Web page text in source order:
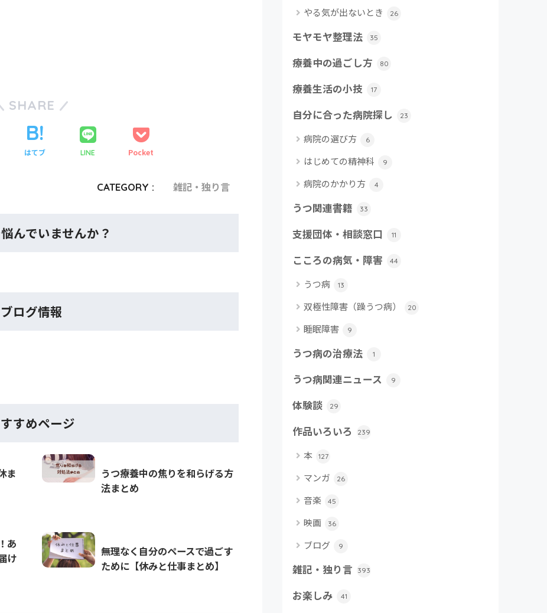
SHARE
はてブ LINE Pocket
CATEGORY : 雑記・独り言
んでいませんか？
ブログ情報
すめページ
ま
うつ療養中の焦りを和らげる方
法まとめ
あ
け
無理なく自分のペースで過ごす
ために【休みと仕事まとめ】
やる気が出ないとき 26
モヤモヤ整理法 35
療養中の過ごし方 80
療養生活の小技 17
自分に合った病院探し 23
病院の選び方 6
はじめての精神科 9
病院のかかり方 4
うつ関連書籍 33
支援団体・相談窓口 11
こころの病気・障害 44
うつ病 13
双極性障害（躁うつ病） 20
睡眠障害 9
うつ病の治療法 1
うつ病関連ニュース 9
体験談 29
作品いろいろ 239
本 127
マンガ 26
音楽 45
映画 36
ブログ 9
雑記・独り言 393
お楽しみ 41